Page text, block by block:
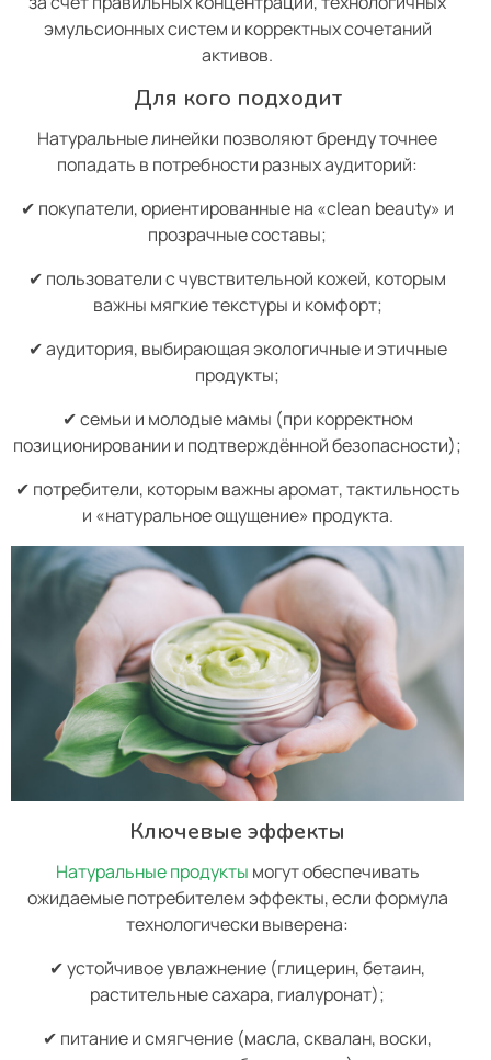
эмульсионных систем и корректных сочетаний
активов.
Для кого подходит
Натуральные линейки позволяют бренду точнее
попадать в потребности разных аудиторий:
✔ покупатели, ориентированные на «clean beauty» и
прозрачные составы;
✔ пользователи с чувствительной кожей, которым
важны мягкие текстуры и комфорт;
✔ аудитория, выбирающая экологичные и этичные
продукты;
✔ семьи и молодые мамы (при корректном
позиционировании и подтверждённой безопасности);
✔ потребители, которым важны аромат, тактильность
и «натуральное ощущение» продукта.
Ключевые эффекты
Натуральные продукты могут обеспечивать
ожидаемые потребителем эффекты, если формула
технологически выверена:
✔ устойчивое увлажнение (глицерин, бетаин,
растительные сахара, гиалуронат);
✔ питание и смягчение (масла, сквалан, воски,